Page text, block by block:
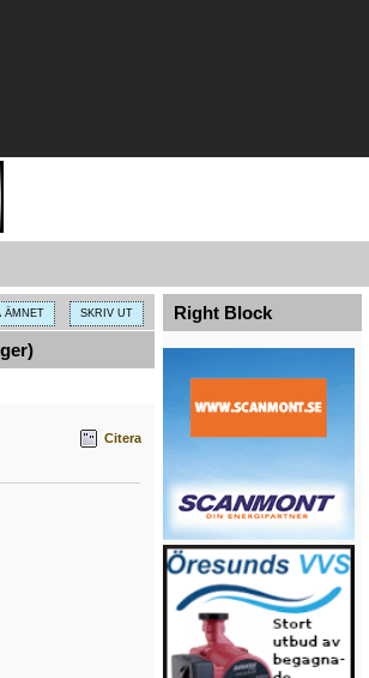
ÄMNET SKRIV UT
Citera
Right Block